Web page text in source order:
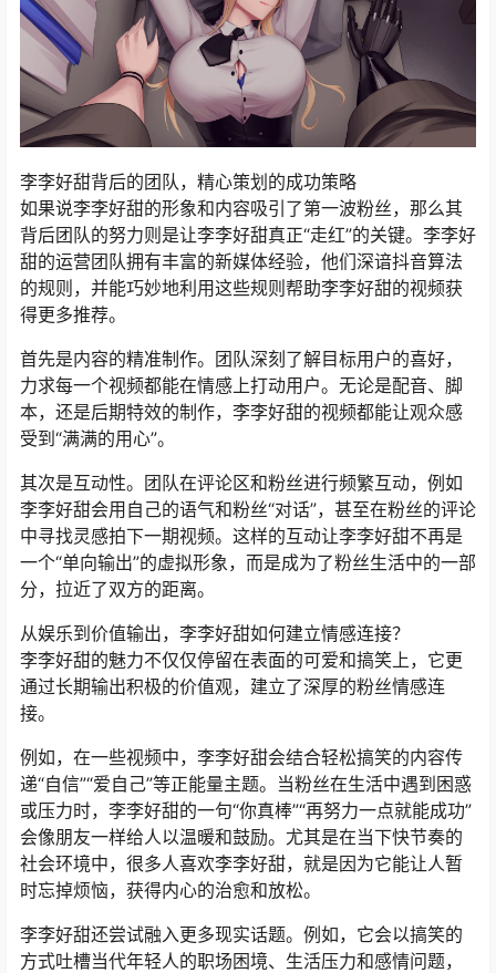
李李好甜背后的团队，精心策划的成功策略
如果说李李好甜的形象和内容吸引了第一波粉丝，那么其
背后团队的努力则是让李李好甜真正“走红”的关键。李李好
甜的运营团队拥有丰富的新媒体经验，他们深谙抖音算法
的规则，并能巧妙地利用这些规则帮助李李好甜的视频获
得更多推荐。
首先是内容的精准制作。团队深刻了解目标用户的喜好，
力求每一个视频都能在情感上打动用户。无论是配音、脚
本，还是后期特效的制作，李李好甜的视频都能让观众感
受到“满满的用心”。
其次是互动性。团队在评论区和粉丝进行频繁互动，例如
李李好甜会用自己的语气和粉丝“对话”，甚至在粉丝的评论
中寻找灵感拍下一期视频。这样的互动让李李好甜不再是
一个“单向输出”的虚拟形象，而是成为了粉丝生活中的一部
分，拉近了双方的距离。
从娱乐到价值输出，李李好甜如何建立情感连接？
李李好甜的魅力不仅仅停留在表面的可爱和搞笑上，它更
通过长期输出积极的价值观，建立了深厚的粉丝情感连
接。
例如，在一些视频中，李李好甜会结合轻松搞笑的内容传
递“自信”“爱自己”等正能量主题。当粉丝在生活中遇到困惑
或压力时，李李好甜的一句“你真棒”“再努力一点就能成功”
会像朋友一样给人以温暖和鼓励。尤其是在当下快节奏的
社会环境中，很多人喜欢李李好甜，就是因为它能让人暂
时忘掉烦恼，获得内心的治愈和放松。
李李好甜还尝试融入更多现实话题。例如，它会以搞笑的
方式吐槽当代年轻人的职场困境、生活压力和感情问题，